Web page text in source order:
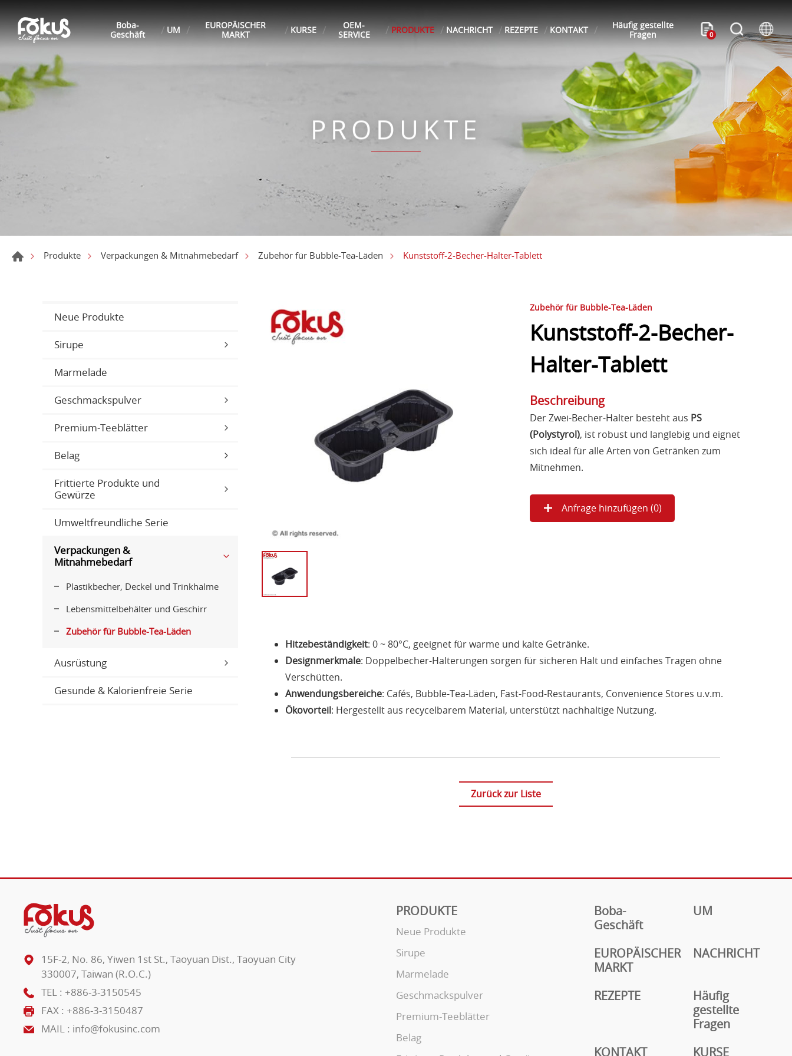
Boba-
Geschäft
UM
EUROPÄISCHER
MARKT
KURSE
OEM-
SERVICE
PRODUKTE NACHRICHT REZEPTE KONTAKT
Häufig gestellte
Fragen
0
PRODUKTE
Produkte Verpackungen & Mitnahmebedarf Zubehör für Bubble-Tea-Läden Kunststoff-2-Becher-Halter-Tablett
Neue Produkte
Sirupe
Marmelade
Geschmackspulver
Premium-Teeblätter
Belag
Frittierte Produkte und
Gewürze
Umweltfreundliche Serie
Verpackungen &
Mitnahmebedarf
Plastikbecher, Deckel und Trinkhalme
Lebensmittelbehälter und Geschirr
Zubehör für Bubble-Tea-Läden
Ausrüstung
Gesunde & Kalorienfreie Serie
Zubehör für Bubble-Tea-Läden
Kunststoff-2-Becher-
Halter-Tablett
Beschreibung
Der Zwei-Becher-Halter besteht aus PS
(Polystyrol), ist robust und langlebig und eignet
sich ideal für alle Arten von Getränken zum
Mitnehmen.
Anfrage hinzufügen (0)
Hitzebeständigkeit: 0 ~ 80°C, geeignet für warme und kalte Getränke.
Designmerkmale: Doppelbecher-Halterungen sorgen für sicheren Halt und einfaches Tragen ohne
Verschütten.
Anwendungsbereiche: Cafés, Bubble-Tea-Läden, Fast-Food-Restaurants, Convenience Stores u.v.m.
Ökovorteil: Hergestellt aus recycelbarem Material, unterstützt nachhaltige Nutzung.
Zurück zur Liste
PRODUKTE
Neue Produkte
Sirupe
Marmelade
Geschmackspulver
Premium-Teeblätter
Belag
Boba-
Geschäft
UM
EUROPÄISCHER
MARKT
NACHRICHT
REZEPTE
Häufig
gestellte
Fragen
KONTAKT
KURSE
15F-2, No. 86, Yiwen 1st St., Taoyuan Dist., Taoyuan City
330007, Taiwan (R.O.C.)
TEL : +886-3-3150545
FAX : +886-3-3150487
MAIL : info@fokusinc.com